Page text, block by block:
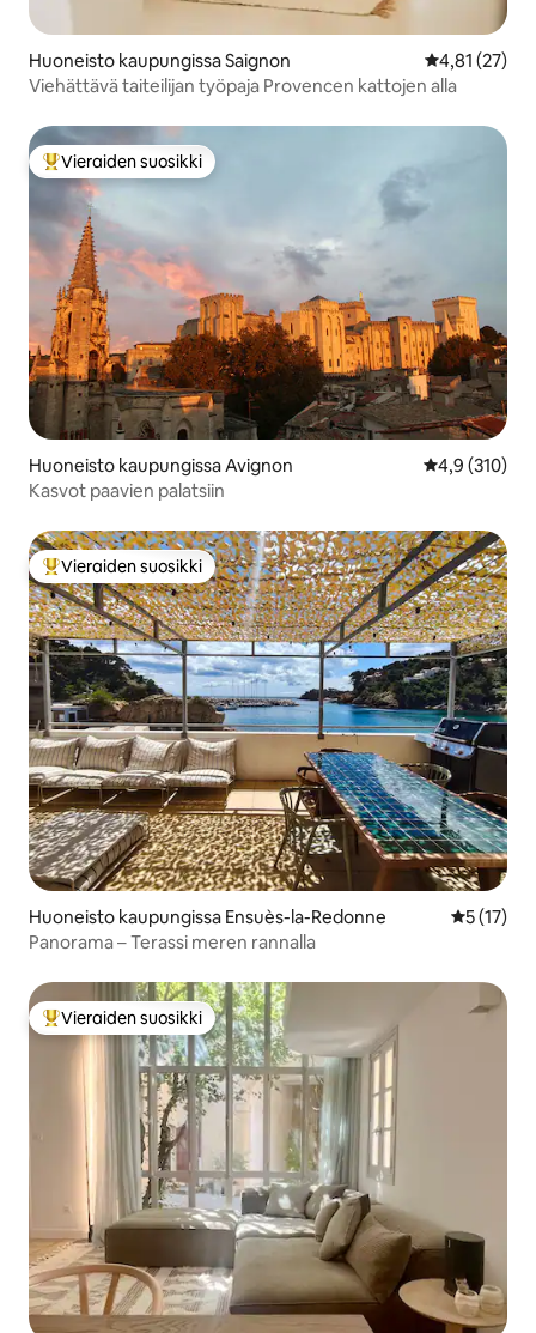
Huoneisto kaupungissa Saignon
4,81 (27)
Viehättävä taiteilijan työpaja Provencen kattojen alla
Vieraiden suosikkien parhaimmistoa
Vieraiden suosikki
Huoneisto kaupungissa Avignon
4,9 (310)
Kasvot paavien palatsiin
Vieraiden suosikkien parhaimmistoa
Vieraiden suosikki
Huoneisto kaupungissa Ensuès-la-Redonne
5 (17)
Panorama – Terassi meren rannalla
Vieraiden suosikkien parhaimmistoa
Vieraiden suosikki